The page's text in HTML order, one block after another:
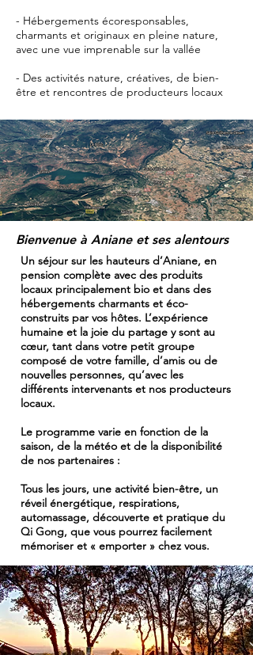
- Hébergements écoresponsables,
charmants et originaux en pleine nature,
avec une vue imprenable sur la vallée
- Des activités nature, créatives, de bien-
être et rencontres de producteurs locaux
Bienvenue à Aniane et ses alentours
Un séjour sur les hauteurs d’Aniane, en
pension complète avec des produits
locaux principalement bio et dans des
hébergements charmants et éco-
construits par vos hôtes. L’expérience
humaine et la joie du partage y sont au
cœur, tant dans votre petit groupe
composé de votre famille, d’amis ou de
nouvelles personnes, qu’avec les
différents intervenants et nos producteurs
locaux.
Le programme varie en fonction de la
saison, de la météo et de la disponibilité
de nos partenaires :
Tous les jours, une activité bien-être, un
réveil énergétique, respirations,
automassage, découverte et pratique du
Qi Gong, que vous pourrez facilement
mémoriser et « emporter » chez vous.